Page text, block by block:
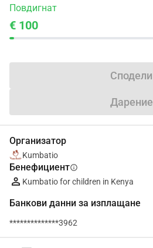
Повдигнат
€ 100
Сподели
Дарение
Организатор
Kumbatio
Бенефициентinfo
Kumbatio for children in Kenya
Банкови данни за изплащане
**************3962